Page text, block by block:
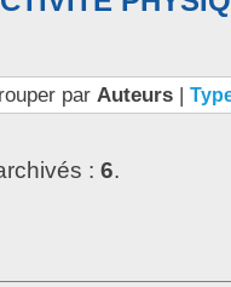
par Auteurs|
: 6.